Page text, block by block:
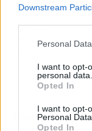
Downstream
Personal
I want to opt-
personal data.
Opted In
I want to opt-
Personal Data.
Opted In
Lo mejor de
afiliarse a
aprovechar
barrera
Formar